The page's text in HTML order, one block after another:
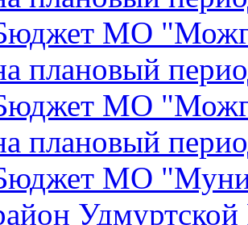
МО
плановый
МО
плановый
МО